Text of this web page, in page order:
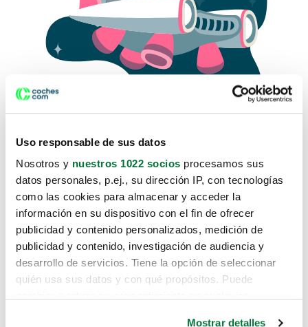
Uso responsable de sus datos
Nosotros y nuestros 1022 socios procesamos sus
datos personales, p.ej., su dirección IP, con tecnologías
como las cookies para almacenar y acceder la
información en su dispositivo con el fin de ofrecer
publicidad y contenido personalizados, medición de
publicidad y contenido, investigación de audiencia y
desarrollo de servicios. Tiene la opción de seleccionar
quién usa sus datos y con qué propósitos. Puede
Mostrar detalles
Lo sentimos, no sabemos como
te hemos traido hasta aquí.
Pero puedes encontrar el coche que estás
buscando en alguno de estos enlaces: